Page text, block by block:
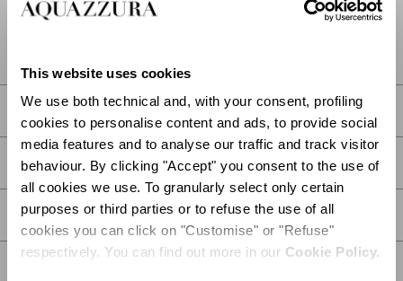
This website uses cookies
We use both technical and, with your consent, profiling
cookies to personalise content and ads, to provide social
media features and to analyse our traffic and track visitor
behaviour. By clicking "Accept" you consent to the use of
all cookies we use. To granularly select only certain
purposes or third parties or to refuse the use of all
cookies you can click on "Customise" or "Refuse"
respectively. You can find out more in our Cookie Policy.
DESCRIPCIÓN
DETALLES
CUIDADOS